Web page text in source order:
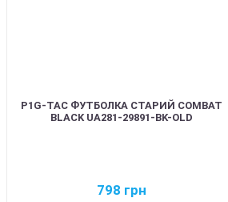
P1G-TAC ФУТБОЛКА СТАРИЙ COMBAT
BLACK UA281-29891-BK-OLD
798 грн